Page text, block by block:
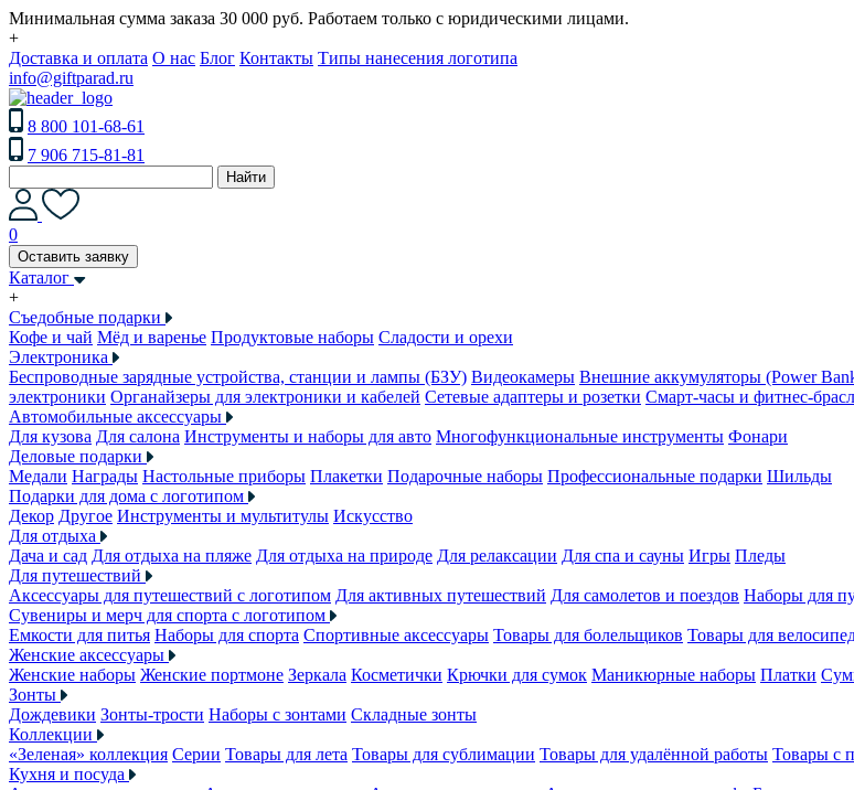
Минимальная сумма заказа 30 000 руб. Работаем только с юридическими лицами.
+
Доставка и оплата О нас Блог Контакты Типы нанесения логотипа
info@giftparad.ru
8 800 101-68-61
7 906 715-81-81
Найти
0
Оставить заявку
Каталог
+
Съедобные подарки
Кофе и чай Мёд и варенье Продуктовые наборы Сладости и орехи
Электроника
Беспроводные зарядные устройства, станции и лампы (БЗУ) Видеокамеры Внешние аккумуляторы (Power
электроники Органайзеры для электроники и кабелей Сетевые адаптеры и розетки Смарт-часы и фитнес-
Автомобильные аксессуары
Для кузова Для салона Инструменты и наборы для авто Многофункциональные инструменты Фонари
Деловые подарки
Медали Награды Настольные приборы Плакетки Подарочные наборы Профессиональные подарки Шильды
Подарки для дома с логотипом
Декор Другое Инструменты и мультитулы Искусство
Для отдыха
Дача и сад Для отдыха на пляже Для отдыха на природе Для релаксации Для спа и сауны Игры Пледы
Для путешествий
Аксессуары для путешествий с логотипом Для активных путешествий Для самолетов и поездов Наборы для
Сувениры и мерч для спорта с логотипом
Емкости для питья Наборы для спорта Спортивные аксессуары Товары для болельщиков Товары для
Женские аксессуары
Женские наборы Женские портмоне Зеркала Косметички Крючки для сумок Маникюрные наборы Платки
Зонты
Дождевики Зонты-трости Наборы с зонтами Складные зонты
Коллекции
«Зеленая» коллекция Серии Товары для лета Товары для сублимации Товары для удалённой работы Товары с
Кухня и посуда